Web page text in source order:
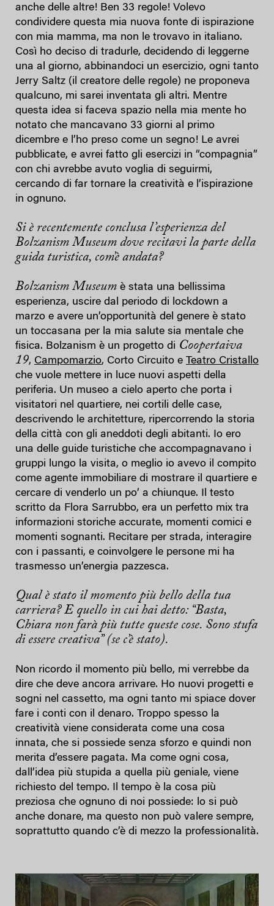
anche delle altre! Ben 33 regole! Volevo
condividere questa mia nuova fonte di ispirazione
con mia mamma, ma non le trovavo in italiano.
Così ho deciso di tradurle, decidendo di leggerne
una al giorno, abbinandoci un esercizio, ogni tanto
Jerry Saltz (il creatore delle regole) ne proponeva
qualcuno, mi sarei inventata gli altri. Mentre
questa idea si faceva spazio nella mia mente ho
notato che mancavano 33 giorni al primo
dicembre e l’ho preso come un segno! Le avrei
pubblicate, e avrei fatto gli esercizi in “compagnia”
con chi avrebbe avuto voglia di seguirmi,
cercando di far tornare la creatività e l’ispirazione
in ognuno.
Si è recentemente conclusa l’esperienza del
Bolzanism Museum dove recitavi la parte della
guida turistica, com’è andata?
Bolzanism Museum è stata una bellissima
esperienza, uscire dal periodo di lockdown a
marzo e avere un’opportunità del genere è stato
un toccasana per la mia salute sia mentale che
fisica. Bolzanism è un progetto di Coopertaiva
19, Campomarzio, Corto Circuito e Teatro Cristallo
che vuole mettere in luce nuovi aspetti della
periferia. Un museo a cielo aperto che porta i
visitatori nel quartiere, nei cortili delle case,
descrivendo le architetture, ripercorrendo la storia
della città con gli aneddoti degli abitanti. Io ero
una delle guide turistiche che accompagnavano i
gruppi lungo la visita, o meglio io avevo il compito
come agente immobiliare di mostrare il quartiere e
cercare di venderlo un po’ a chiunque. Il testo
scritto da Flora Sarrubbo, era un perfetto mix tra
informazioni storiche accurate, momenti comici e
momenti sognanti. Recitare per strada, interagire
con i passanti, e coinvolgere le persone mi ha
trasmesso un’energia pazzesca.
Qual è stato il momento più bello della tua
carriera? E quello in cui hai detto: “Basta,
Chiara non farà più tutte queste cose. Sono stufa
di essere creativa” (se c’è stato).
Non ricordo il momento più bello, mi verrebbe da
dire che deve ancora arrivare. Ho nuovi progetti e
sogni nel cassetto, ma ogni tanto mi spiace dover
fare i conti con il denaro. Troppo spesso la
creatività viene considerata come una cosa
innata, che si possiede senza sforzo e quindi non
merita d’essere pagata. Ma come ogni cosa,
dall’idea più stupida a quella più geniale, viene
richiesto del tempo. Il tempo è la cosa più
preziosa che ognuno di noi possiede: lo si può
anche donare, ma questo non può valere sempre,
soprattutto quando c’è di mezzo la professionalità.